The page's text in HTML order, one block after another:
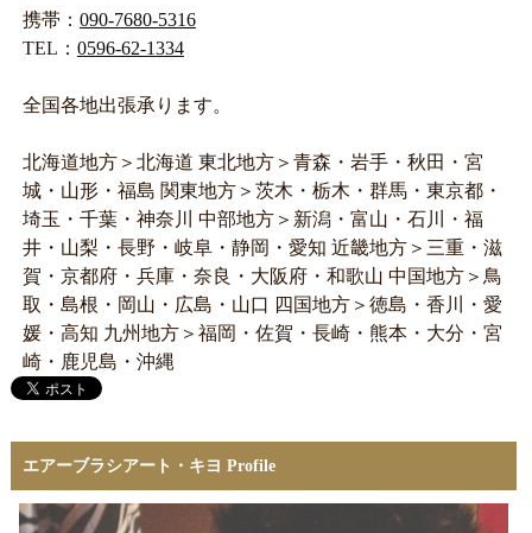
携帯： 090-7680-5316
TEL： 0596-62-1334
全国各地出張承ります。
北海道地方＞北海道 東北地方＞青森・岩手・秋田・宮
城・山形・福島 関東地方＞茨木・栃木・群馬・東京都・
埼玉・千葉・神奈川 中部地方＞新潟・富山・石川・福
井・山梨・長野・岐阜・静岡・愛知 近畿地方＞三重・滋
賀・京都府・兵庫・奈良・大阪府・和歌山 中国地方＞鳥
取・島根・岡山・広島・山口 四国地方＞徳島・香川・愛
媛・高知 九州地方＞福岡・佐賀・長崎・熊本・大分・宮
崎・鹿児島・沖縄
エアーブラシアート・キヨ Profile